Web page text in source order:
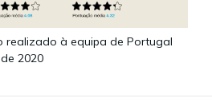
realizado à equipa de Portugal
2020